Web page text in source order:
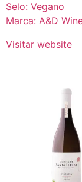
Selo: Vegano
Marca: A&D
Visitar website